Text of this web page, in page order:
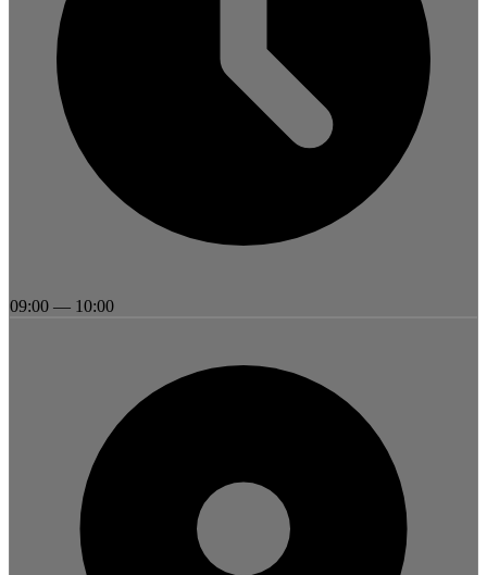
09:00 — 10:00